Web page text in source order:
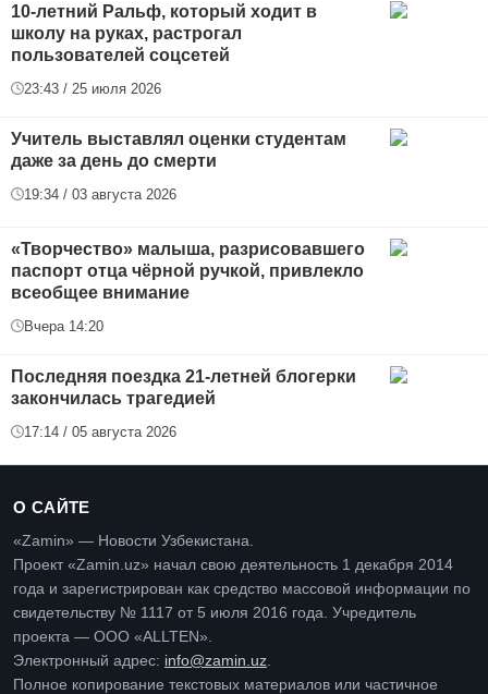
10-летний Ральф, который ходит в
школу на руках, растрогал
пользователей соцсетей
23:43 / 25 июля 2026
Учитель выставлял оценки студентам
даже за день до смерти
19:34 / 03 августа 2026
«Творчество» малыша, разрисовавшего
паспорт отца чёрной ручкой, привлекло
всеобщее внимание
Вчера 14:20
Последняя поездка 21-летней блогерки
закончилась трагедией
17:14 / 05 августа 2026
О САЙТЕ
«Zamin» — Новости Узбекистана.
Проект «Zamin.uz» начал свою деятельность 1 декабря 2014
года и зарегистрирован как средство массовой информации по
свидетельству № 1117 от 5 июля 2016 года. Учредитель
проекта — ООО «ALLTEN».
Электронный адрес: info@zamin.uz
Полное копирование текстовых материалов или частичное